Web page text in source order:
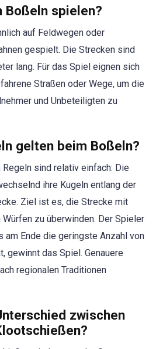
Boßeln spielen?
auf Feldwegen oder
gespielt. Die Strecken sind
lang. Für das Spiel eignen sich
Straßen oder Wege, um die
und Unbeteiligten zu
gelten beim Boßeln?
sind relativ einfach: Die
ihre Kugeln entlang der
Ziel ist es, die Strecke mit
zu überwinden. Der Spieler
am Ende die geringste Anzahl von
gewinnt das Spiel. Genauere
regionalen Traditionen
zwischen